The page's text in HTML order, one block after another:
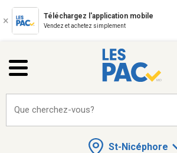
Téléchargez l'application mobile
Vendez et achetez simplement
St-Nicéphore
Que cherchez-vous?